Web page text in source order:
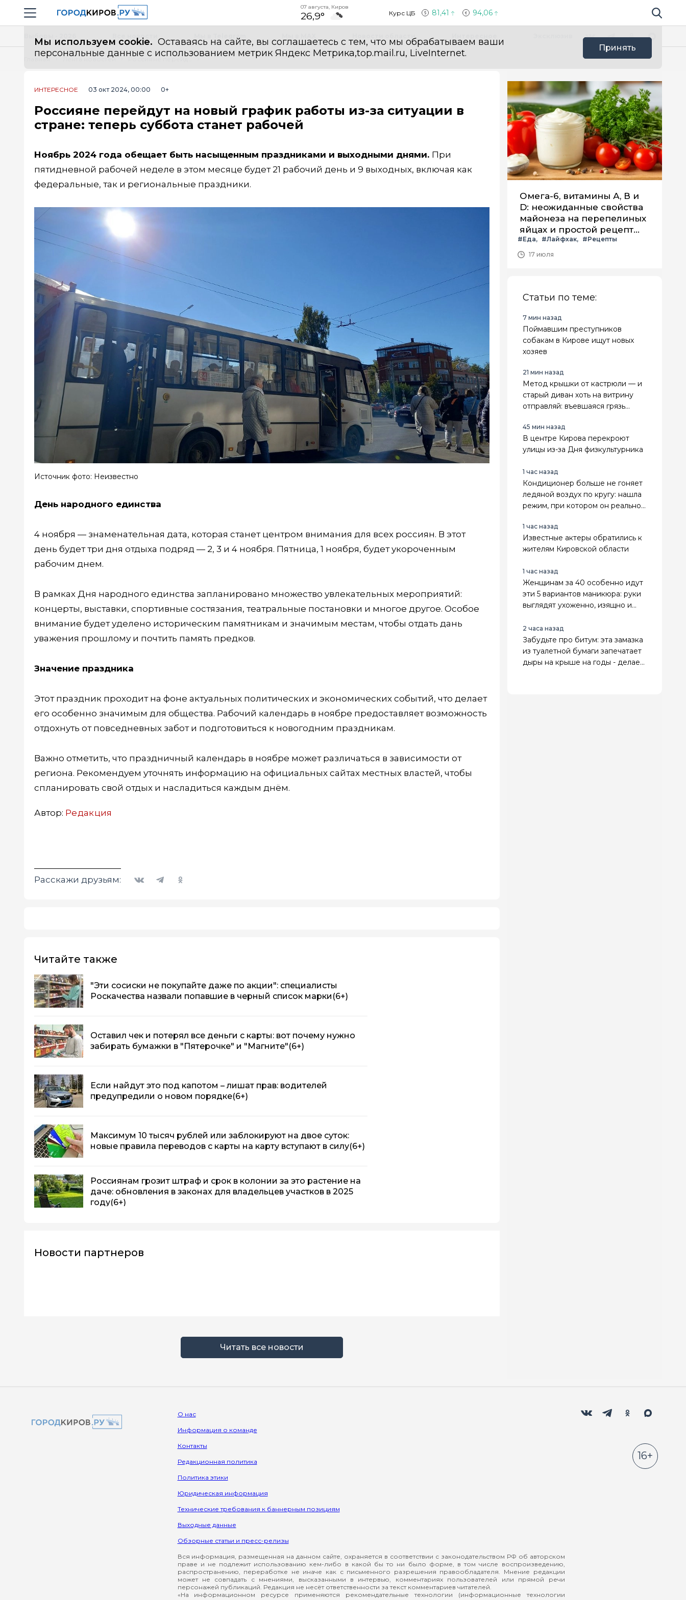
Навигация сайта
07 августа, Киров
26,9° Курс ЦБ 81,41 94,06 Поиск по
Мы используем cookie. Оставаясь на сайте, вы соглашаетесь с тем, что мы обрабатываем ваши
персональные данные с использованием метрик Яндекс Метрика,top.mail.ru, LiveInternet.
Принять
Все новости
Главная Лента новостей
ИНТЕРЕСНОЕ 03 окт 2024, 00:00 0+
Россияне перейдут на новый график работы из-за ситуации в
стране: теперь суббота станет рабочей
Ноябрь 2024 года обещает быть насыщенным праздниками и выходными днями. При
пятидневной рабочей неделе в этом месяце будет 21 рабочий день и 9 выходных, включая как
федеральные, так и региональные праздники.
Источник фото: Неизвестно
День народного единства
4 ноября — знаменательная дата, которая станет центром внимания для всех россиян. В этот
день будет три дня отдыха подряд — 2, 3 и 4 ноября. Пятница, 1 ноября, будет укороченным
рабочим днем.
В рамках Дня народного единства запланировано множество увлекательных мероприятий:
концерты, выставки, спортивные состязания, театральные постановки и многое другое. Особое
внимание будет уделено историческим памятникам и значимым местам, чтобы отдать дань
уважения прошлому и почтить память предков.
Значение праздника
Этот праздник проходит на фоне актуальных политических и экономических событий, что делает
его особенно значимым для общества. Рабочий календарь в ноябре предоставляет возможность
отдохнуть от повседневных забот и подготовиться к новогодним праздникам.
Важно отметить, что праздничный календарь в ноябре может различаться в зависимости от
региона. Рекомендуем уточнять информацию на официальных сайтах местных властей, чтобы
спланировать свой отдых и насладиться каждым днём.
Автор: Редакция
Расскажи друзьям:
Читайте также
"Эти сосиски не покупайте даже по акции": специалисты
Роскачества назвали попавшие в черный список марки (6+)
Оставил чек и потерял все деньги с карты: вот почему нужно
забирать бумажки в "Пятерочке" и "Магните"(6+)
Если найдут это под капотом – лишат прав: водителей
предупредили о новом порядке(6+)
Максимум 10 тысяч рублей или заблокируют на двое суток:
новые правила переводов с карты на карту вступают в силу(6+)
Россиянам грозит штраф и срок в колонии за это растение на
даче: обновления в законах для владельцев участков в 2025
году(6+)
Новости партнеров
Читать все новости
Омега-6, витамины А, В и
D: неожиданные свойства
майонеза на перепелиных
яйцах и простой рецепт
летнего салата с ним
#Еда #Лайфхак
#Рецепты
17 июля
Статьи по теме:
7 мин назад
Поймавшим преступников
собакам в Кирове ищут новых
хозяев
21 мин назад
Метод крышки от кастрюли — и
старый диван хоть на витрину
отправляй: въевшаяся грязь
45 мин назад
В центре Кирова перекроют
улицы из-за Дня физкультурника
1 час назад
Кондиционер больше не гоняет
ледяной воздух по кругу: нашла
режим, при котором он реально
1 час назад
Известные актеры обратились к
жителям Кировской области
1 час назад
Женщинам за 40 особенно идут
эти 5 вариантов маникюра: руки
выглядят ухоженно, изящно и
2 часа назад
Забудьте про битум: эта замазка
из туалетной бумаги запечатает
дыры на крыше на годы - делаем
О нас
Информация о команде
Контакты
Редакционная политика
Политика этики
Юридическая информация
Технические требования к баннерным позициям
Выходные данные
Обзорные статьи и пресс-релизы
Вся информация, размещенная на данном сайте, охраняется в соответствии с законодательством РФ об авторском
праве и не подлежит использованию кем-либо в какой бы то ни было форме, в том числе воспроизведению,
распространению, переработке не иначе как с письменного разрешения правообладателя. Мнение редакции
может не совпадать с мнениями, высказанными в интервью, комментариях пользователей или прямой речи
персонажей публикаций. Редакция не несёт ответственности за текст комментариев читателей.
«На информационном ресурсе применяются рекомендательные технологии (информационные технологии
16+